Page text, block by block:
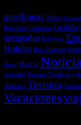
aerolineas Africa
Barcelona Canarias Cataluña
escapadas Eslovenia
Hoteles Illes Balears
libros Madrid
Animales Parques Temáticos y
América Turismo
Vacaciones